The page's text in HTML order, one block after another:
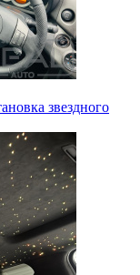
звездного